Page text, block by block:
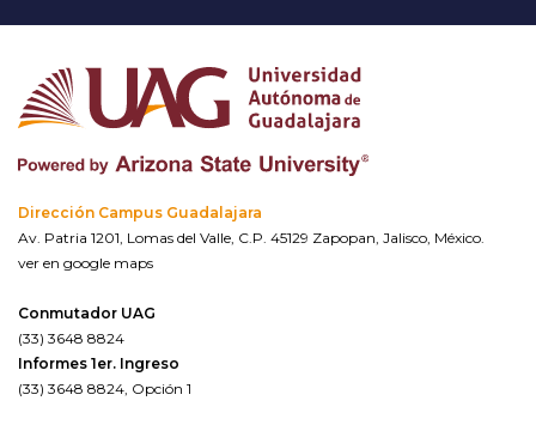
Dirección Campus Guadalajara
Av. Patria 1201, Lomas del Valle, C.P. 45129 Zapopan, Jalisco, México.
ver en google maps
Conmutador UAG
(33) 3648 8824
Informes 1er. Ingreso
(33) 3648 8824, Opción 1